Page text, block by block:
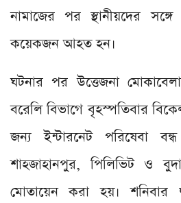
নামাজের পর স্থানীয়দের
কয়েকজন আহত হন।
ঘটনার পর উত্তেজনা
বরেলি বিভাগে বৃহস্পতিবার
জন্য ইন্টারনেট পরিষেবা
শাহজাহানপুর, পিলিভিট ও
মোতায়েন করা হয়।